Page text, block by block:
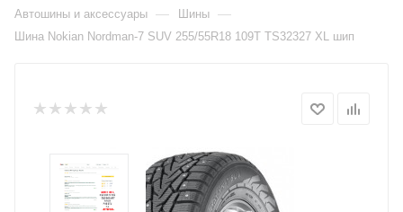
Автошины и аксессуары — Шины —
Шина Nokian Nordman-7 SUV 255/55R18 109T TS32327 XL шип